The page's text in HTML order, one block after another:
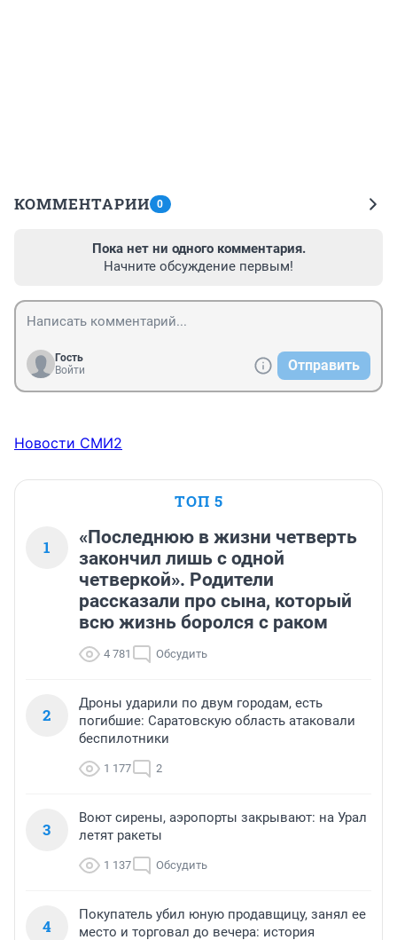
КОММЕНТАРИИ 0
Пока нет ни одного комментария.
Начните обсуждение первым!
Гость
Войти
Отправить
Новости СМИ2
ТОП 5
1
«Последнюю в жизни четверть
закончил лишь с одной
четверкой». Родители
рассказали про сына, который
всю жизнь боролся с раком
4 781 Обсудить
2
Дроны ударили по двум городам, есть
погибшие: Саратовскую область атаковали
беспилотники
1 177 2
3
Воют сирены, аэропорты закрывают: на Урал
летят ракеты
1 137 Обсудить
4
Покупатель убил юную продавщицу, занял ее
место и торговал до вечера: история